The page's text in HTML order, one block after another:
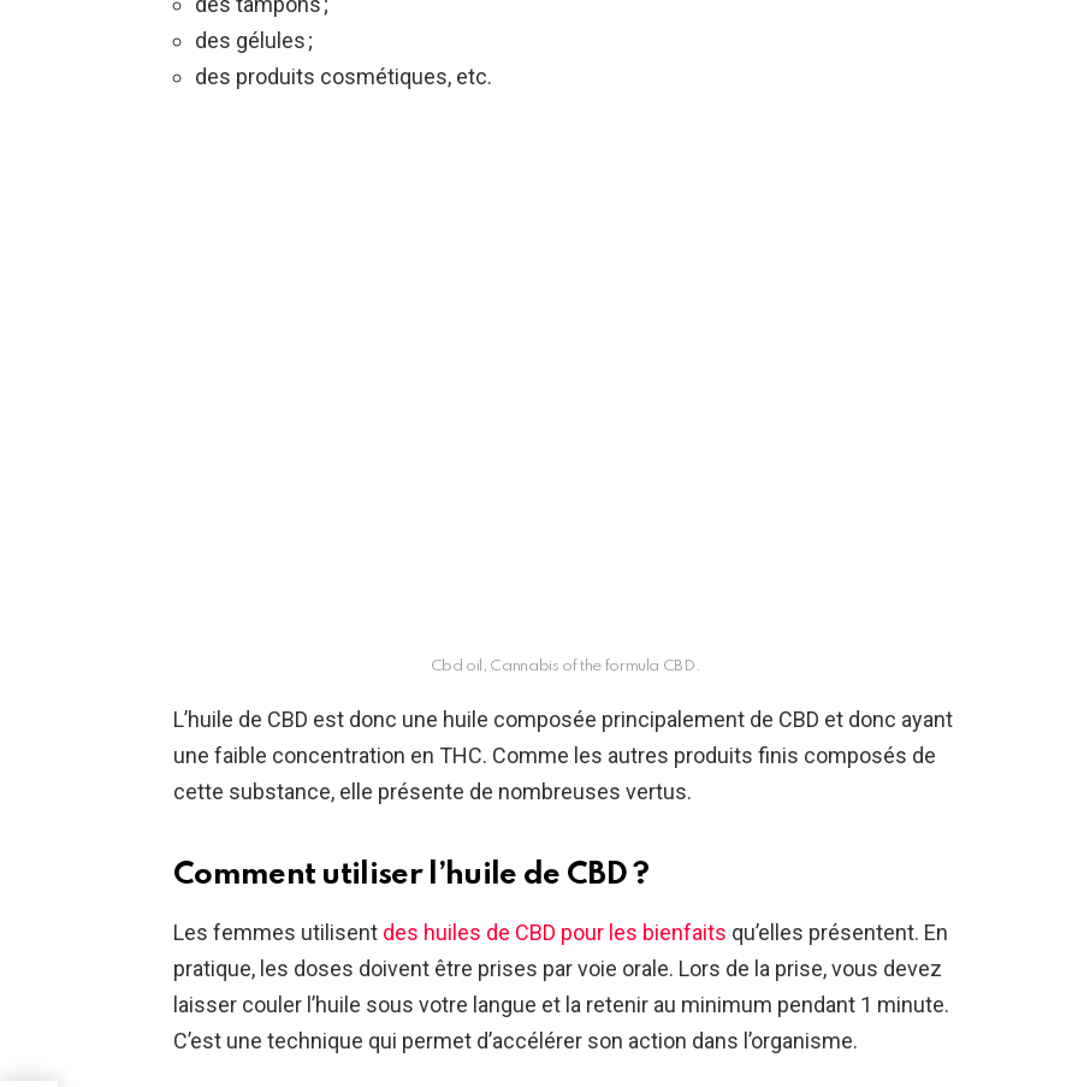
des gélules ;
des produits cosmétiques, etc.
Cbd oil, Cannabis of the formula CBD.
L’huile de CBD est donc une huile composée principalement de CBD et donc ayant
une faible concentration en THC. Comme les autres produits finis composés de
cette substance, elle présente de nombreuses vertus.
Comment utiliser l’huile de CBD ?
Les femmes utilisent des huiles de CBD pour les bienfaits qu’elles présentent. En
pratique, les doses doivent être prises par voie orale. Lors de la prise, vous devez
laisser couler l’huile sous votre langue et la retenir au minimum pendant 1 minute.
C’est une technique qui permet d’accélérer son action dans l’organisme.